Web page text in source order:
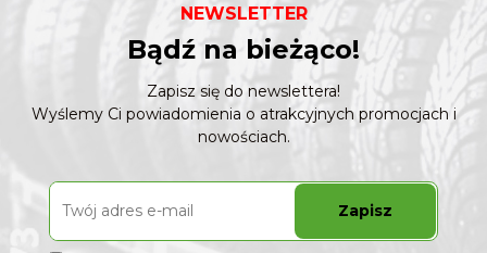
NEWSLETTER
Bądź na bieżąco!
Zapisz się do newslettera!
Wyślemy Ci powiadomienia o atrakcyjnych promocjach i
nowościach.
Zapisz